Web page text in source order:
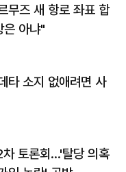
무즈 새 항로 좌표 합
아냐"
타 소지 없애려면 사
토론회…'탈당 의혹